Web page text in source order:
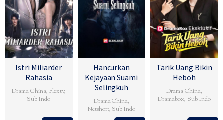
Istri Miliarder
Rahasia
Drama China, Flextv,
Sub Indo
Hancurkan
Kejayaan Suami
Selingkuh
Drama China,
Netshort, Sub Indo
Tarik Uang Bikin
Heboh
Drama China,
Dramabox, Sub Indo